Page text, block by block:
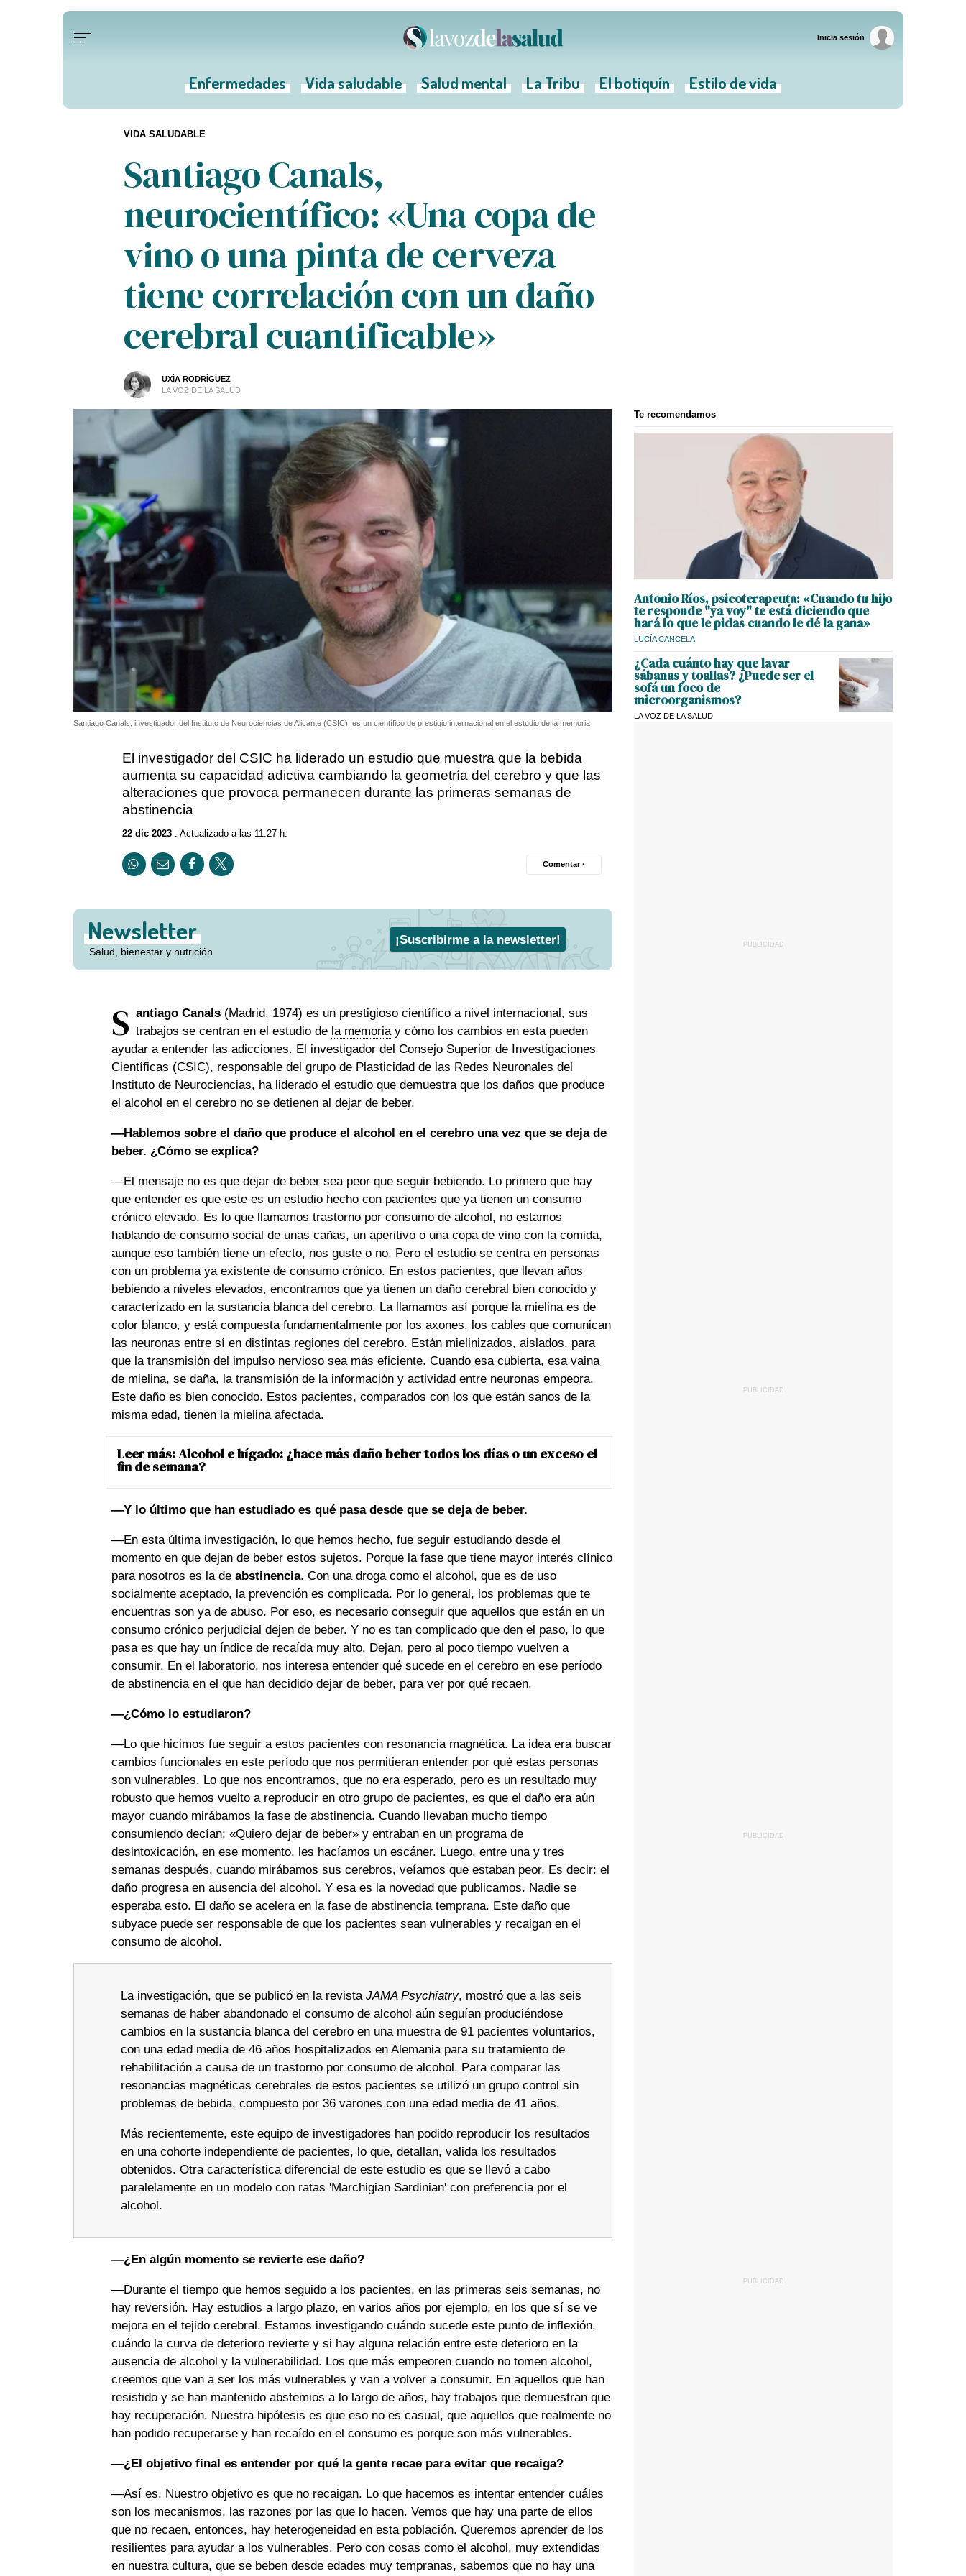
Inicia sesión
Enfermedades Vida saludable Salud mental La Tribu El botiquín Estilo de vida
Santiago Canals,
neurocientífico: «Una copa de
vino o una pinta de cerveza
tiene correlación con un daño
cerebral cuantificable»
UXÍA RODRÍGUEZ
LA VOZ DE LA SALUD
VIDA SALUDABLE
Santiago Canals, investigador del Instituto de Neurociencias de Alicante (CSIC), es un científico de prestigio internacional en el estudio de la memoria
El investigador del CSIC ha liderado un estudio que muestra que la bebida
aumenta su capacidad adictiva cambiando la geometría del cerebro y que las
alteraciones que provoca permanecen durante las primeras semanas de
abstinencia
22 dic 2023. Actualizado a las 11:27 h.
Comentar ·
Newsletter
Salud, bienestar y nutrición
¡Suscribirme a la newsletter!
S antiago Canals(Madrid, 1974) es un prestigioso científico a nivel internacional, sus
trabajos se centran en el estudio de la memoriay cómo los cambios en esta pueden
ayudar a entender las adicciones. El investigador del Consejo Superior de Investigaciones
Científicas (CSIC), responsable del grupo de Plasticidad de las Redes Neuronales del
Instituto de Neurociencias, ha liderado el estudio que demuestra que los daños que produce
el alcohol en el cerebro no se detienen al dejar de beber.
—Hablemos sobre el daño que produce el alcohol en el cerebro una vez que se deja de
beber. ¿Cómo se explica?
—El mensaje no es que dejar de beber sea peor que seguir bebiendo. Lo primero que hay
que entender es que este es un estudio hecho con pacientes que ya tienen un consumo
crónico elevado. Es lo que llamamos trastorno por consumo de alcohol, no estamos
hablando de consumo social de unas cañas, un aperitivo o una copa de vino con la comida,
aunque eso también tiene un efecto, nos guste o no. Pero el estudio se centra en personas
con un problema ya existente de consumo crónico. En estos pacientes, que llevan años
bebiendo a niveles elevados, encontramos que ya tienen un daño cerebral bien conocido y
caracterizado en la sustancia blanca del cerebro. La llamamos así porque la mielina es de
color blanco, y está compuesta fundamentalmente por los axones, los cables que comunican
las neuronas entre sí en distintas regiones del cerebro. Están mielinizados, aislados, para
que la transmisión del impulso nervioso sea más eficiente. Cuando esa cubierta, esa vaina
de mielina, se daña, la transmisión de la información y actividad entre neuronas empeora.
Este daño es bien conocido. Estos pacientes, comparados con los que están sanos de la
misma edad, tienen la mielina afectada.
Leer más:Alcohol e hígado: ¿hace más daño beber todos los días o un exceso el
fin de semana?
—Y lo último que han estudiado es qué pasa desde que se deja de beber.
—En esta última investigación, lo que hemos hecho, fue seguir estudiando desde el
momento en que dejan de beber estos sujetos. Porque la fase que tiene mayor interés clínico
para nosotros es la deabstinencia. Con una droga como el alcohol, que es de uso
socialmente aceptado, la prevención es complicada. Por lo general, los problemas que te
encuentras son ya de abuso. Por eso, es necesario conseguir que aquellos que están en un
consumo crónico perjudicial dejen de beber. Y no es tan complicado que den el paso, lo que
pasa es que hay un índice de recaída muy alto. Dejan, pero al poco tiempo vuelven a
consumir. En el laboratorio, nos interesa entender qué sucede en el cerebro en ese período
de abstinencia en el que han decidido dejar de beber, para ver por qué recaen.
—¿Cómo lo estudiaron?
—Lo que hicimos fue seguir a estos pacientes con resonancia magnética. La idea era buscar
cambios funcionales en este período que nos permitieran entender por qué estas personas
son vulnerables. Lo que nos encontramos, que no era esperado, pero es un resultado muy
robusto que hemos vuelto a reproducir en otro grupo de pacientes, es que el daño era aún
mayor cuando mirábamos la fase de abstinencia. Cuando llevaban mucho tiempo
consumiendo decían: «Quiero dejar de beber» y entraban en un programa de
desintoxicación, en ese momento, les hacíamos un escáner. Luego, entre una y tres
semanas después, cuando mirábamos sus cerebros, veíamos que estaban peor. Es decir: el
daño progresa en ausencia del alcohol. Y esa es la novedad que publicamos. Nadie se
esperaba esto. El daño se acelera en la fase de abstinencia temprana. Este daño que
subyace puede ser responsable de que los pacientes sean vulnerables y recaigan en el
consumo de alcohol.
La investigación, que se publicó en la revistaJAMA Psychiatry, mostró que a las seis
semanas de haber abandonado el consumo de alcohol aún seguían produciéndose
cambios en la sustancia blanca del cerebro en una muestra de 91 pacientes voluntarios,
con una edad media de 46 años hospitalizados en Alemania para su tratamiento de
rehabilitación a causa de un trastorno por consumo de alcohol. Para comparar las
resonancias magnéticas cerebrales de estos pacientes se utilizó un grupo control sin
problemas de bebida, compuesto por 36 varones con una edad media de 41 años.
Más recientemente, este equipo de investigadores han podido reproducir los resultados
en una cohorte independiente de pacientes, lo que, detallan, valida los resultados
obtenidos. Otra característica diferencial de este estudio es que se llevó a cabo
paralelamente en un modelo con ratas 'Marchigian Sardinian' con preferencia por el
alcohol.
—¿En algún momento se revierte ese daño?
—Durante el tiempo que hemos seguido a los pacientes, en las primeras seis semanas, no
hay reversión. Hay estudios a largo plazo, en varios años por ejemplo, en los que sí se ve
mejora en el tejido cerebral. Estamos investigando cuándo sucede este punto de inflexión,
cuándo la curva de deterioro revierte y si hay alguna relación entre este deterioro en la
ausencia de alcohol y la vulnerabilidad. Los que más empeoren cuando no tomen alcohol,
creemos que van a ser los más vulnerables y van a volver a consumir. En aquellos que han
resistido y se han mantenido abstemios a lo largo de años, hay trabajos que demuestran que
hay recuperación. Nuestra hipótesis es que eso no es casual, que aquellos que realmente no
han podido recuperarse y han recaído en el consumo es porque son más vulnerables.
—¿El objetivo final es entender por qué la gente recae para evitar que recaiga?
—Así es. Nuestro objetivo es que no recaigan. Lo que hacemos es intentar entender cuáles
son los mecanismos, las razones por las que lo hacen. Vemos que hay una parte de ellos
que no recaen, entonces, hay heterogeneidad en esta población. Queremos aprender de los
resilientes para ayudar a los vulnerables. Pero con cosas como el alcohol, muy extendidas
en nuestra cultura, que se beben desde edades muy tempranas, sabemos que no hay una
Te recomendamos
Antonio Ríos, psicoterapeuta: «Cuando tu hijo
te responde "ya voy" te está diciendo que
hará lo que le pidas cuando le dé la gana»
LUCÍA CANCELA
¿Cada cuánto hay que lavar
sábanas y toallas? ¿Puede ser el
sofá un foco de
microorganismos?
LA VOZ DE LA SALUD